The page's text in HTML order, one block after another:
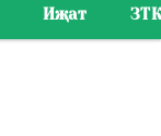
Иҗат ЗТК